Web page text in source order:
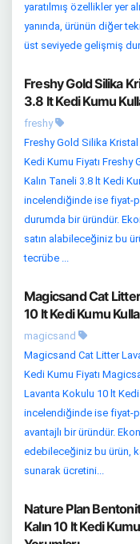
yaratılmış özellikler yer
yanında, ürünün diğer
üst seviyede gelişmiş
Freshy Gold Silika
3.8 lt Kedi Kumu
freshy
Freshy Gold Silika Kristal
Kedi Kumu Fiyatı Freshy
Kalın Taneli 3.8 lt Kedi
incelendiğinde ise fiyat-
durumda bir üründür.
satın alabileceğiniz bu
tecrübe ...
Magicsand Cat
10 lt Kedi Kumu
magicsand
Magicsand Cat Litter
Kedi Kumu Fiyatı
Lavanta Kokulu 10 lt Kedi
incelendiğinde ise fiyat-
avantajlı bir üründür.
edebileceğiniz bu ürün,
sunarak ücretini...
Nature Plan
Kalın 10 lt Kedi